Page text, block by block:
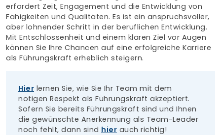
erfordert Zeit, Engagement und die Entwicklung von
Fähigkeiten und Qualitäten. Es ist ein anspruchsvoller,
aber lohnender Schritt in der beruflichen Entwicklung.
Mit Entschlossenheit und einem klaren Ziel vor Augen
können Sie Ihre Chancen auf eine erfolgreiche Karriere
als Führungskraft erheblich steigern.
Hier lernen Sie, wie Sie Ihr Team mit dem
nötigen Respekt als Führungskraft akzeptiert.
Sofern Sie bereits Führungskraft sind und Ihnen
die gewünschte Anerkennung als Team-Leader
noch fehlt, dann sind hier auch richtig!